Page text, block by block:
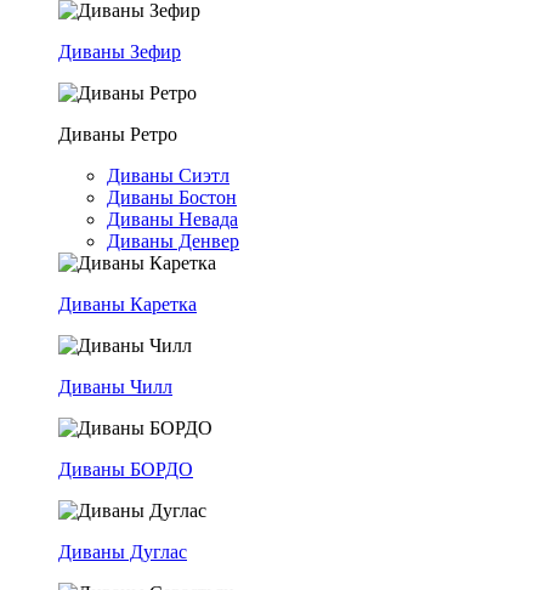
Диваны Зефир
Диваны Ретро
Диваны Сиэтл
Диваны Бостон
Диваны Невада
Диваны Денвер
Диваны Каретка
Диваны Чилл
Диваны БОРДО
Диваны Дуглас